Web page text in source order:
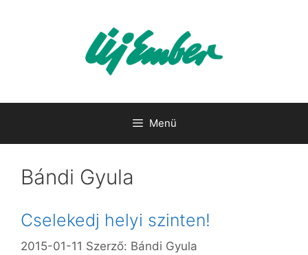
Menü
Bándi Gyula
Cselekedj helyi szinten!
2015-01-11 Szerző: Bándi Gyula